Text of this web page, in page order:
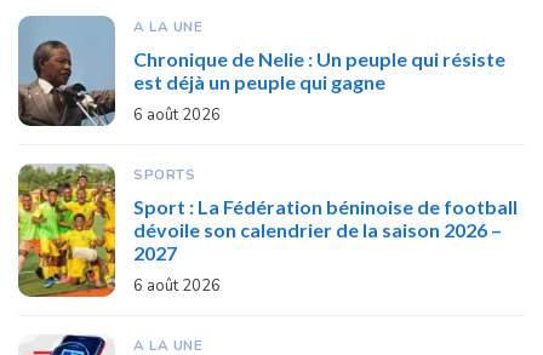
A LA UNE
Chronique de Nelie : Un peuple qui résiste
est déjà un peuple qui gagne
6 août 2026
SPORTS
Sport : La Fédération béninoise de football
dévoile son calendrier de la saison 2026 –
2027
6 août 2026
A LA UNE